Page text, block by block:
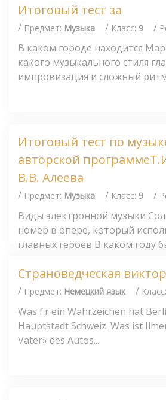
Итоговый тест за
/ Предмет: Музыка / Класс: 9 /
В каком городе находится
какого музыкального стиля
импровизация и сложный
Итоговый тест по
авторской
В.В. Алеева
/ Предмет: Музыка / Класс: 9 /
Виды электронной музыки
номер в опере, который
главных героев В каком году
Страноведческая
/ Предмет: Немецкий язык / Класс:
Was f.r ein Wahrzeichen hat
Hauptstadt Schweiz. Was ist
Vater» des Autos....